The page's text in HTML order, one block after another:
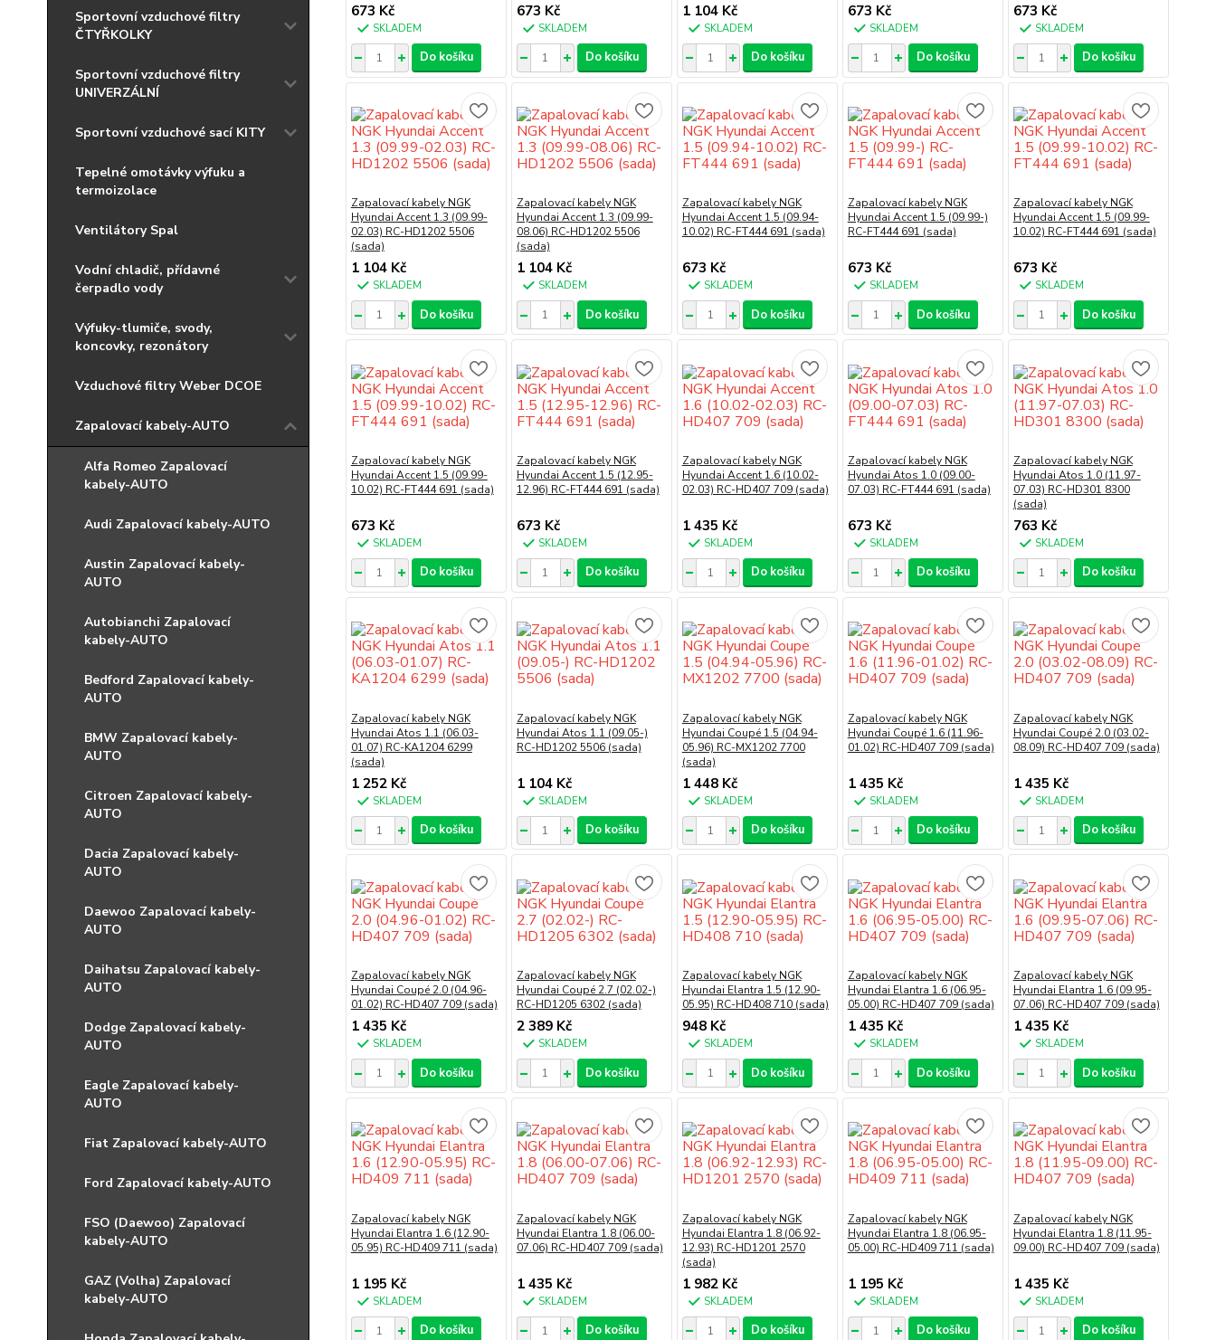
Sportovní vzduchové filtry
ČTYŘKOLKY
Sportovní vzduchové filtry
UNIVERZÁLNÍ
Sportovní vzduchové sací KITY
Tepelné omotávky výfuku a
termoizolace
Ventilátory Spal
Vodní chladič, přídavné
čerpadlo vody
Výfuky-tlumiče, svody,
koncovky, rezonátory
Vzduchové filtry Weber DCOE
Zapalovací kabely-AUTO
Alfa Romeo Zapalovací
kabely-AUTO
Audi Zapalovací kabely-AUTO
Austin Zapalovací kabely-
AUTO
Autobianchi Zapalovací
kabely-AUTO
Bedford Zapalovací kabely-
AUTO
BMW Zapalovací kabely-
AUTO
Citroen Zapalovací kabely-
AUTO
Dacia Zapalovací kabely-
AUTO
Daewoo Zapalovací kabely-
AUTO
Daihatsu Zapalovací kabely-
AUTO
Dodge Zapalovací kabely-
AUTO
Eagle Zapalovací kabely-
AUTO
Fiat Zapalovací kabely-AUTO
Ford Zapalovací kabely-AUTO
FSO (Daewoo) Zapalovací
kabely-AUTO
GAZ (Volha) Zapalovací
kabely-AUTO
673 Kč
SKLADEM
Do košíku
673 Kč
SKLADEM
Do košíku
1 104 Kč
SKLADEM
Do košíku
673 Kč
SKLADEM
Do košíku
673 Kč
SKLADEM
Do košíku
Zapalovací kabely NGK
Hyundai Accent 1.3 (09.99-
02.03) RC-HD1202 5506
(sada)
1 104 Kč
SKLADEM
Do košíku
Zapalovací kabely NGK
Hyundai Accent 1.3 (09.99-
08.06) RC-HD1202 5506
(sada)
1 104 Kč
SKLADEM
Do košíku
Zapalovací kabely NGK
Hyundai Accent 1.5 (09.94-
10.02) RC-FT444 691 (sada)
673 Kč
SKLADEM
Do košíku
Zapalovací kabely NGK
Hyundai Accent 1.5 (09.99-)
RC-FT444 691 (sada)
673 Kč
SKLADEM
Do košíku
Zapalovací kabely NGK
Hyundai Accent 1.5 (09.99-
10.02) RC-FT444 691 (sada)
673 Kč
SKLADEM
Do košíku
Zapalovací kabely NGK
Hyundai Accent 1.5 (09.99-
10.02) RC-FT444 691 (sada)
673 Kč
SKLADEM
Do košíku
Zapalovací kabely NGK
Hyundai Accent 1.5 (12.95-
12.96) RC-FT444 691 (sada)
673 Kč
SKLADEM
Do košíku
Zapalovací kabely NGK
Hyundai Accent 1.6 (10.02-
02.03) RC-HD407 709 (sada)
1 435 Kč
SKLADEM
Do košíku
Zapalovací kabely NGK
Hyundai Atos 1.0 (09.00-
07.03) RC-FT444 691 (sada)
673 Kč
SKLADEM
Do košíku
Zapalovací kabely NGK
Hyundai Atos 1.0 (11.97-
07.03) RC-HD301 8300
(sada)
763 Kč
SKLADEM
Do košíku
Zapalovací kabely NGK
Hyundai Atos 1.1 (06.03-
01.07) RC-KA1204 6299
(sada)
1 252 Kč
SKLADEM
Do košíku
Zapalovací kabely NGK
Hyundai Atos 1.1 (09.05-)
RC-HD1202 5506 (sada)
1 104 Kč
SKLADEM
Do košíku
Zapalovací kabely NGK
Hyundai Coupé 1.5 (04.94-
05.96) RC-MX1202 7700
(sada)
1 448 Kč
SKLADEM
Do košíku
Zapalovací kabely NGK
Hyundai Coupé 1.6 (11.96-
01.02) RC-HD407 709 (sada)
1 435 Kč
SKLADEM
Do košíku
Zapalovací kabely NGK
Hyundai Coupé 2.0 (03.02-
08.09) RC-HD407 709 (sada)
1 435 Kč
SKLADEM
Do košíku
Zapalovací kabely NGK
Hyundai Coupé 2.0 (04.96-
01.02) RC-HD407 709 (sada)
1 435 Kč
SKLADEM
Do košíku
Zapalovací kabely NGK
Hyundai Coupé 2.7 (02.02-)
RC-HD1205 6302 (sada)
2 389 Kč
SKLADEM
Do košíku
Zapalovací kabely NGK
Hyundai Elantra 1.5 (12.90-
05.95) RC-HD408 710 (sada)
948 Kč
SKLADEM
Do košíku
Zapalovací kabely NGK
Hyundai Elantra 1.6 (06.95-
05.00) RC-HD407 709 (sada)
1 435 Kč
SKLADEM
Do košíku
Zapalovací kabely NGK
Hyundai Elantra 1.6 (09.95-
07.06) RC-HD407 709 (sada)
1 435 Kč
SKLADEM
Do košíku
Zapalovací kabely NGK
Hyundai Elantra 1.6 (12.90-
05.95) RC-HD409 711 (sada)
1 195 Kč
SKLADEM
Do košíku
Zapalovací kabely NGK
Hyundai Elantra 1.8 (06.00-
07.06) RC-HD407 709 (sada)
1 435 Kč
SKLADEM
Do košíku
Zapalovací kabely NGK
Hyundai Elantra 1.8 (06.92-
12.93) RC-HD1201 2570
(sada)
1 982 Kč
SKLADEM
Do košíku
Zapalovací kabely NGK
Hyundai Elantra 1.8 (06.95-
05.00) RC-HD409 711 (sada)
1 195 Kč
SKLADEM
Do košíku
Zapalovací kabely NGK
Hyundai Elantra 1.8 (11.95-
09.00) RC-HD407 709 (sada)
1 435 Kč
SKLADEM
Do košíku